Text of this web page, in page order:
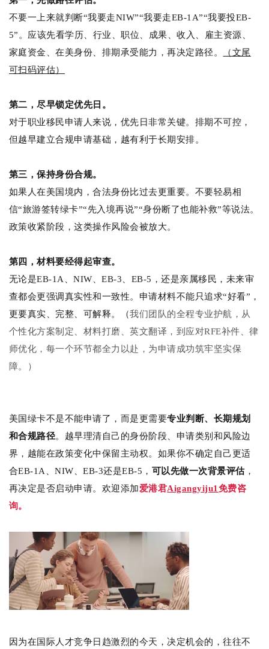
不要一上来就判断“我要走NIW”“我要走EB-1A”“我要投EB-
5”。应该先看学历、行业、职位、成果、收入、雇主资源、
家庭资金、在美身份、排期承受能力，再决定路径。
（文尾
可扫码评估）
第二，尽早锁定优先日。
对于职业移民申请人来说，优先日非常关键。排期不可控，
但越早建立合规申请基础，越有利于长期安排。
第三，保持身份合规。
如果人在美国境内，合法身份比过去更重要。不要轻易相
信“旅游签转绿卡”“先入境再说”“身份断了也能补救”等说法。
政策收紧阶段，这类操作风险会被放大。
第四，材料要经得起审查。
无论是EB-1A、NIW、EB-3、EB-5，还是亲属移民，未来审
查都会更强调真实性和一致性。申请材料不能只追求“好看”，
更要真实、完整、可解释。（我们团队的全程专业护航，从
个性化方案制定、材料打磨、英文翻译，到应对RFE补件、律
师优化，每一个环节都全力以赴，为申请成功筑牢坚实保
障。）
美国绿卡不是不能申请了，而是更需要专业判断、长期规划
和合规路径。 越早理清自己的身份阶段、申请类别和风险边
界，越能在政策变化中保留主动权。如果你不确定自己更适
合EB-1A、NIW、EB-3还是EB-5， 可以先做一次背景评估，
再决定是否启动申请。欢迎添加爱港君Aigangyiju1 免费咨
询。
因为在国际人才竞争日趋激烈的今天，决定机会的，往往不